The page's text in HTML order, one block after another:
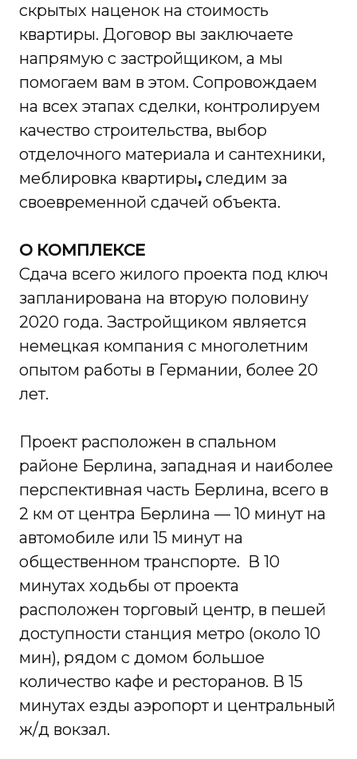
скрытых наценок на стоимость
квартиры. Договор вы заключаете
напрямую с застройщиком, а мы
помогаем вам в этом. Сопровождаем
на всех этапах сделки, контролируем
качество строительства, выбор
отделочного материала и сантехники,
меблировка квартиры, следим за
своевременной сдачей объекта.
О КОМПЛЕКСЕ
Сдача всего жилого проекта под ключ
запланирована на вторую половину
2020 года. Застройщиком является
немецкая компания с многолетним
опытом работы в Германии, более 20
лет.
Проект расположен в спальном
районе Берлина, западная и наиболее
перспективная часть Берлина, всего в
2 км от центра Берлина — 10 минут на
автомобиле или 15 минут на
общественном транспорте. В 10
минутах ходьбы от проекта
расположен торговый центр, в пешей
доступности станция метро (около 10
мин), рядом с домом большое
количество кафе и ресторанов. В 15
минутах езды аэропорт и центральный
ж/д вокзал.